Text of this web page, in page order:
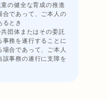
の健全な育成の推進
であって、ご本人の
るとき
団体またはその委託
務を遂行することに
合であって、ご本人
事務の遂行に支障を